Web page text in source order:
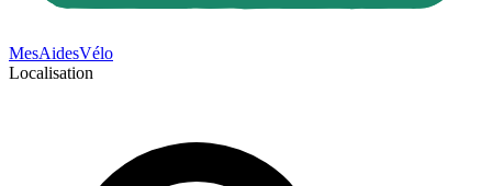
MesAidesVélo
Localisation